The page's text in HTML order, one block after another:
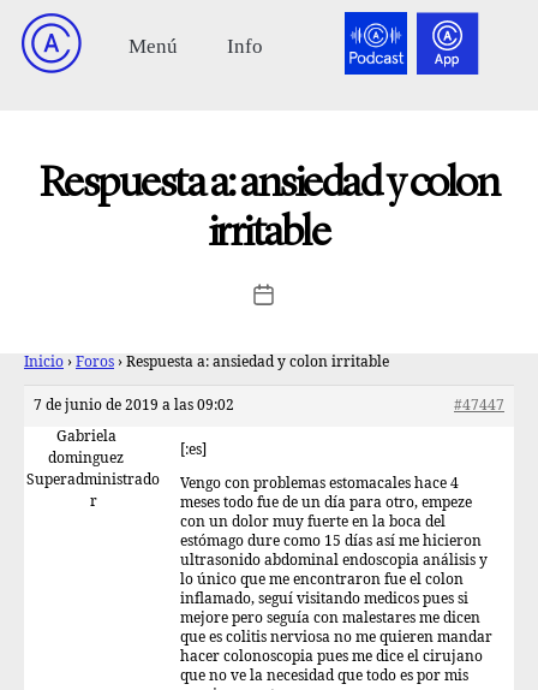
Respuesta a: ansiedad y colon
irritable
Inicio › Foros › Respuesta a: ansiedad y colon irritable
7 de junio de 2019 a las 09:02
#47447
Gabriela
dominguez
Superadministrado
r
[:es]
Vengo con problemas estomacales hace 4
meses todo fue de un día para otro, empeze
con un dolor muy fuerte en la boca del
estómago dure como 15 días así me hicieron
ultrasonido abdominal endoscopia análisis y
lo único que me encontraron fue el colon
inflamado, seguí visitando medicos pues si
mejore pero seguía con malestares me dicen
que es colitis nerviosa no me quieren mandar
hacer colonoscopia pues me dice el cirujano
que no ve la necesidad que todo es por mis